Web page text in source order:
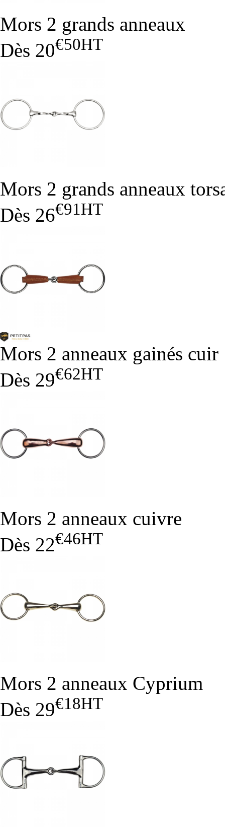
Mors 2 grands anneaux
Dès 20€50HT
Mors 2 grands anneaux
Dès 26€91HT
Mors 2 anneaux gainés cuir
Dès 29€62HT
Mors 2 anneaux cuivre
Dès 22€46HT
Mors 2 anneaux Cyprium
Dès 29€18HT